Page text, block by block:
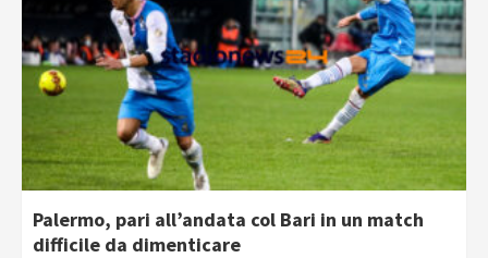
Palermo, pari all’andata col Bari in un match
difficile da dimenticare